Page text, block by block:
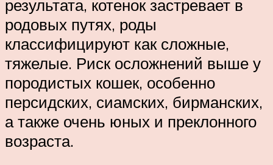
результата, котенок застревает в
родовых путях, роды
классифицируют как сложные,
тяжелые. Риск осложнений выше у
породистых кошек, особенно
персидских, сиамских, бирманских,
а также очень юных и преклонного
возраста.